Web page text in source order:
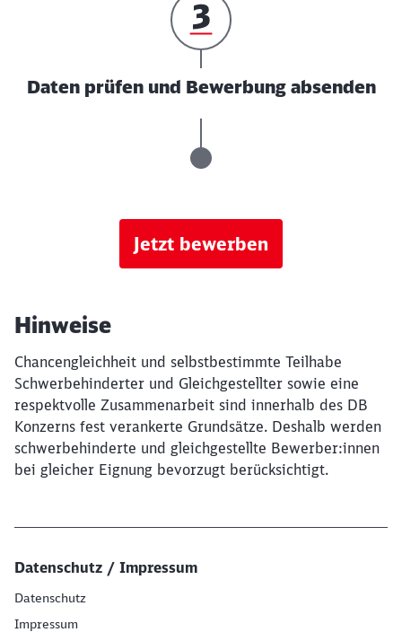
Daten prüfen und Bewerbung absenden
Jetzt bewerben
Hinweise
Chancengleichheit und selbstbestimmte Teilhabe
Schwerbehinderter und Gleichgestellter sowie eine
respektvolle Zusammenarbeit sind innerhalb des DB
Konzerns fest verankerte Grundsätze. Deshalb werden
schwerbehinderte und gleichgestellte Bewerber:innen
bei gleicher Eignung bevorzugt berücksichtigt.
Datenschutz / Impressum
Datenschutz
Impressum